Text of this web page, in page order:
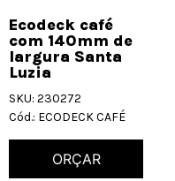
Ecodeck café
com 140mm de
largura Santa
Luzia
SKU: 230272
Cód.: ECODECK CAFÉ
ORÇAR